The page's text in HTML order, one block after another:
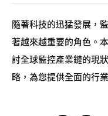
隨著科技的迅猛發展，
著越來越重要的角色。
討全球監控產業鏈的現
略，為您提供全面的行